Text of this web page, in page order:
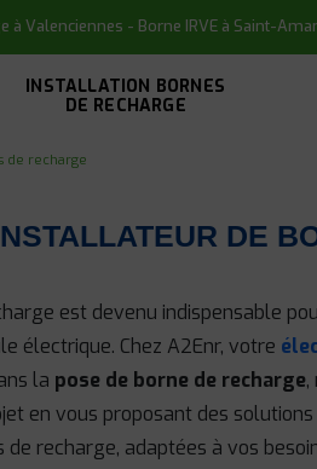
à Valenciennes - Borne IRVE à Saint-
INSTALLATION BORNES
DE RECHARGE
de recharge
DE
est devenu indispensable
électrique. Chez A2Enr, votre
la pose de borne de recharge,
en vous proposant des
recharge, adaptées à vos